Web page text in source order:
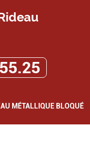
MÉTALLIQUE BLOQUÉ